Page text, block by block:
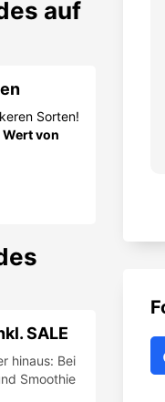
auf
Sorten!
von
SALE
hinaus: Bei
Smoothie